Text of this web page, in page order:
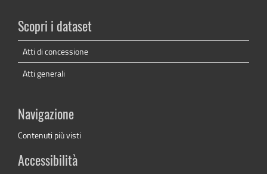
Scopri i dataset
Atti di concessione
Atti generali
Navigazione
Contenuti più visti
Accessibilità